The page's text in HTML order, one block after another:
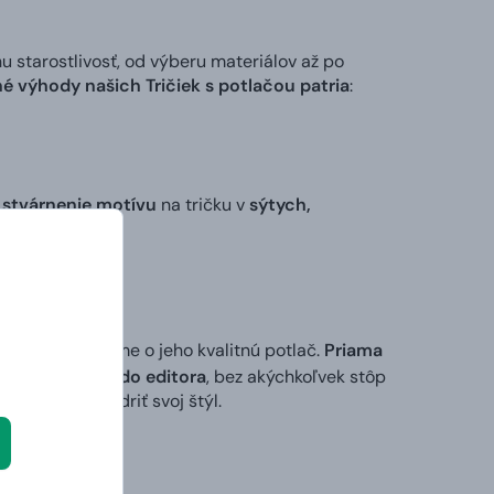
starostlivosť, od výberu materiálov až po
výhody našich Tričiek s potlačou patria:
motívu na tričku vsýtych,
sa postaráme o jeho kvalitnú potlač. Priama
ktorý vložíte do editora, bez akýchkoľvek stôp
alebo vyjadriť svoj štýl.